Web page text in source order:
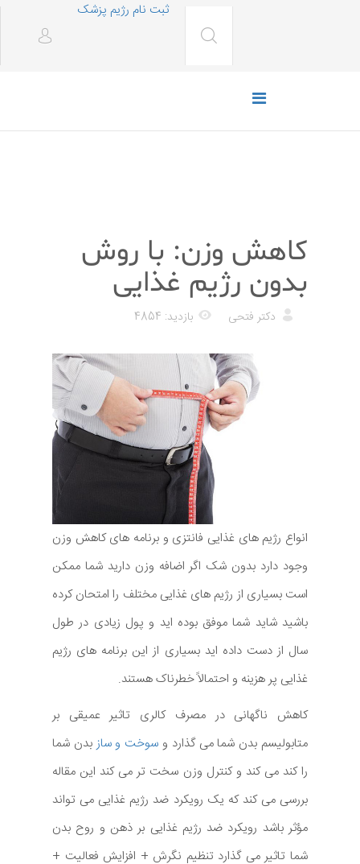
ثبت نام رژیم پزشک
کاهش وزن: با روش
بدون رژیم غذایی
دکتر فتحی بازدید: 4854
انواع رژیم های غذایی فانتزی و برنامه های کاهش وزن
وجود دارد بدون شک اگر اضافه وزن دارید شما ممکن
است بسیاری از رژیم های غذایی مختلف را امتحان کرده
باشید شاید شما موفق بوده اید و پول زیادی در طول
سال از دست داده اید بسیاری از این برنامه های رژیم
غذایی پر هزینه و احتمالاً خطرناک هستند.
کاهش ناگهانی در مصرف کالری تاثیر عمیقی بر
متابولیسم بدن شما می گذارد وسوخت و سازبدن شما
را کند می کند و کنترل وزن سخت تر می کند این مقاله
بررسی می کند که یک رویکرد ضد رژیم غذایی می تواند
مؤثر باشد رویکرد ضد رژیم غذایی بر ذهن و روح بدن
شما تاثیر می گذارد تنظیم نگرش + افزایش فعالیت +